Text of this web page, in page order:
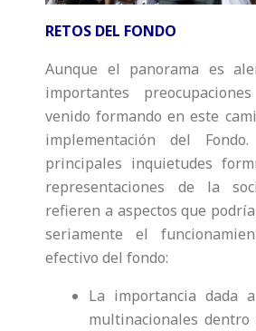
RETOS DEL FONDO
Aunque el panorama es
importantes
venido formando en este
implementación del
principales inquietudes
representaciones de la
refieren a aspectos que
seriamente el
efectivo del fondo:
La importancia dada
multinacionales dentro